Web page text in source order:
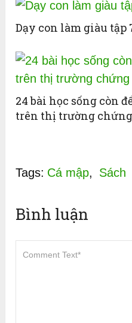
Dạy con làm giàu tập
24 bài học sống còn
trên thị trường
Tags: Cá mập, Sách
Bình luận